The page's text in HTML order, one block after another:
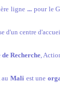
ligne ...pour le
d'un centre
Recherche ,
auMali est une